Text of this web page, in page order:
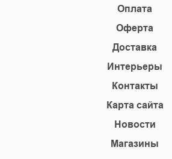
Оплата
Оферта
Доставка
Интерьеры
Контакты
Карта сайта
Новости
Магазины